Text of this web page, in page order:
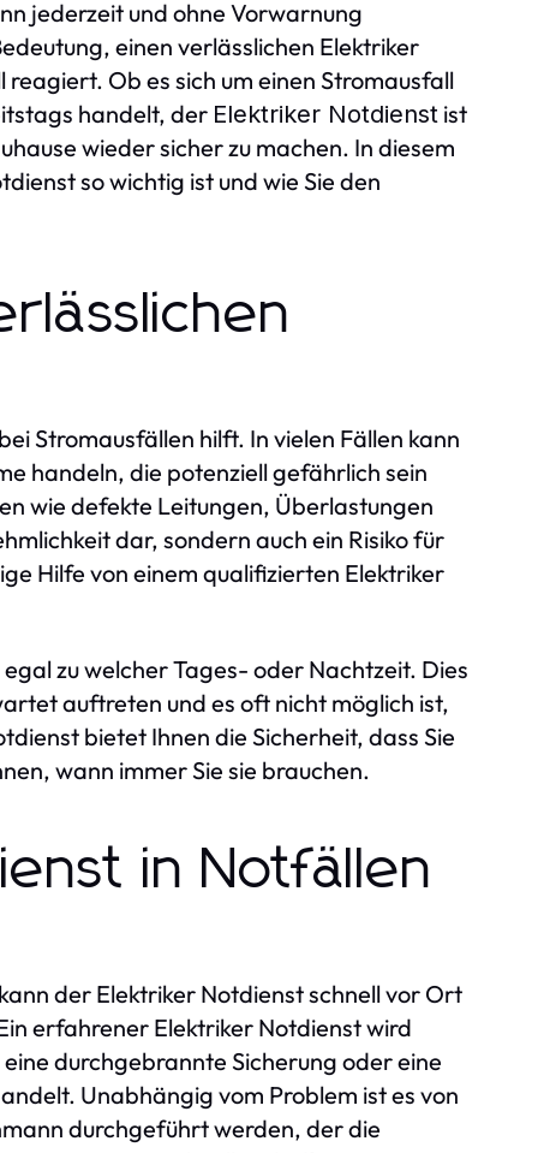
jederzeit und ohne Vorwarnung
einen verlässlichen Elektriker
Ob es sich um einen Stromausfall
handelt, der Elektriker Notdienst ist
wieder sicher zu machen. In diesem
so wichtig ist und wie Sie den
Stromausfällen hilft. In vielen Fällen kann
handeln, die potenziell gefährlich sein
wie defekte Leitungen, Überlastungen
dar, sondern auch ein Risiko für
Hilfe von einem qualifizierten Elektriker
zu welcher Tages- oder Nachtzeit. Dies
auftreten und es oft nicht möglich ist,
bietet Ihnen die Sicherheit, dass Sie
wann immer Sie sie brauchen.
in Notfällen
der Elektriker Notdienst schnell vor Ort
erfahrener Elektriker Notdienst wird
durchgebrannte Sicherung oder eine
Unabhängig vom Problem ist es von
durchgeführt werden, der die